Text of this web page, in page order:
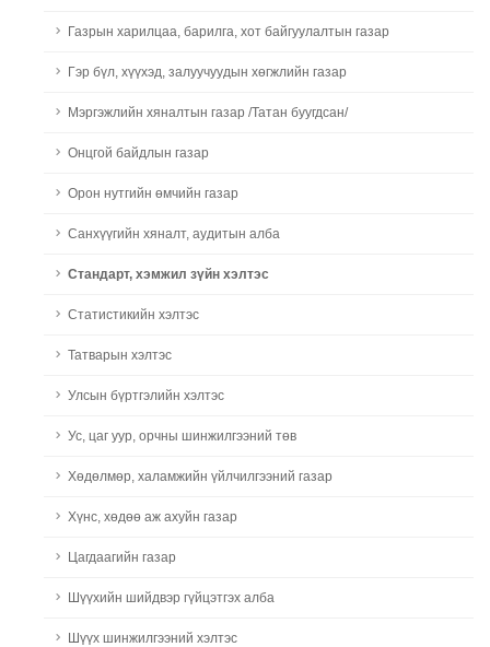
Газрын харилцаа, барилга, хот байгуулалтын газар
Гэр бүл, хүүхэд, залуучуудын хөгжлийн газар
Мэргэжлийн хяналтын газар /Татан буугдсан/
Онцгой байдлын газар
Орон нутгийн өмчийн газар
Санхүүгийн хяналт, аудитын алба
Стандарт, хэмжил зүйн хэлтэс
Статистикийн хэлтэс
Татварын хэлтэс
Улсын бүртгэлийн хэлтэс
Ус, цаг уур, орчны шинжилгээний төв
Хөдөлмөр, халамжийн үйлчилгээний газар
Хүнс, хөдөө аж ахуйн газар
Цагдаагийн газар
Шүүхийн шийдвэр гүйцэтгэх алба
Шүүх шинжилгээний хэлтэс